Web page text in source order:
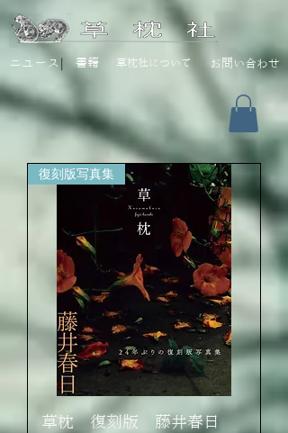
ニユース| 書籍 草枕社について お問い合わせ
復刻版写真集
草枕 復刻版 藤井春日